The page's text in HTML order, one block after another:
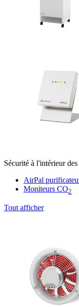
Sécurité à l'intérieur
AirPal
Moniteurs CO2
Tout afficher